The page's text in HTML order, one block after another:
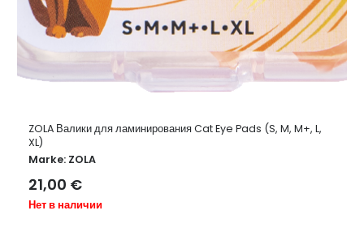
ZOLA Валики для ламинирования Cat Eye Pads (S, M, M+, L,
XL)
Marke: ZOLA
21,00 €
Нет в наличии